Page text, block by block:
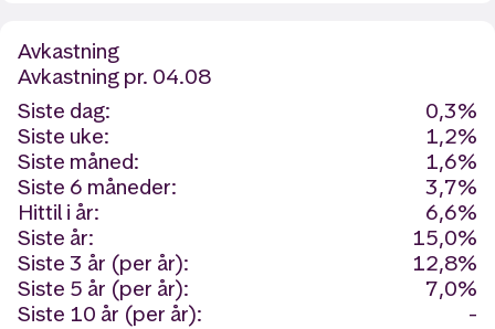
Avkastning
Avkastning pr. 04.08
Siste dag:
0,3%
Siste uke:
1,2%
Siste måned:
1,6%
Siste 6 måneder:
3,7%
Hittil i år:
6,6%
Siste år:
15,0%
Siste 3 år (per år):
12,8%
Siste 5 år (per år):
7,0%
Siste 10 år (per år):
-